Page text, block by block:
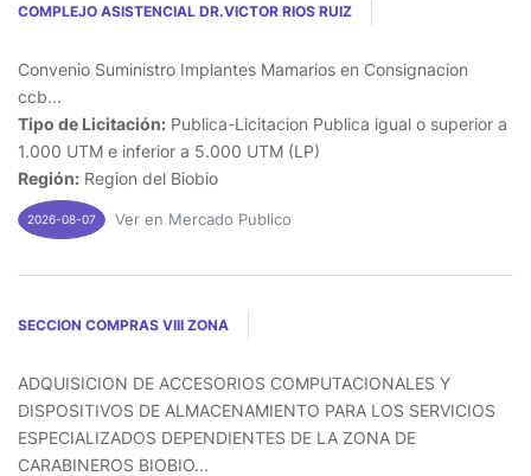
COMPLEJO ASISTENCIAL DR.VICTOR RIOS RUIZ
Convenio Suministro Implantes Mamarios en Consignacion
ccb...
Tipo de Licitación: Publica-Licitacion Publica igual o superior a
1.000 UTM e inferior a 5.000 UTM (LP)
Región: Region del Biobio
2026-08-07 Ver en Mercado Publico
SECCION COMPRAS VIII ZONA
ADQUISICION DE ACCESORIOS COMPUTACIONALES Y
DISPOSITIVOS DE ALMACENAMIENTO PARA LOS SERVICIOS
ESPECIALIZADOS DEPENDIENTES DE LA ZONA DE
CARABINEROS BIOBIO...